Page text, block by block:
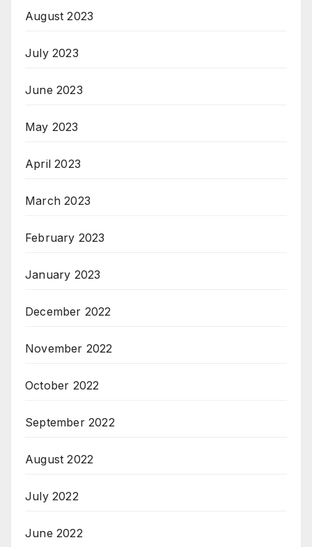
August 2023
July 2023
June 2023
May 2023
April 2023
March 2023
February 2023
January 2023
December 2022
November 2022
October 2022
September 2022
August 2022
July 2022
June 2022